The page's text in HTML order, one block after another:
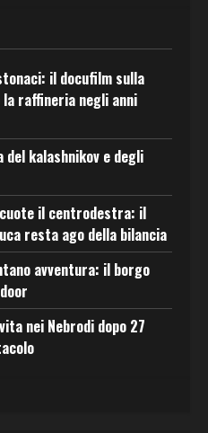
il docufilm sulla
raffineria negli anni
del kalashnikov e degli
il centrodestra: il
resta ago della bilancia
avventura: il borgo
nei Nebrodi dopo 27